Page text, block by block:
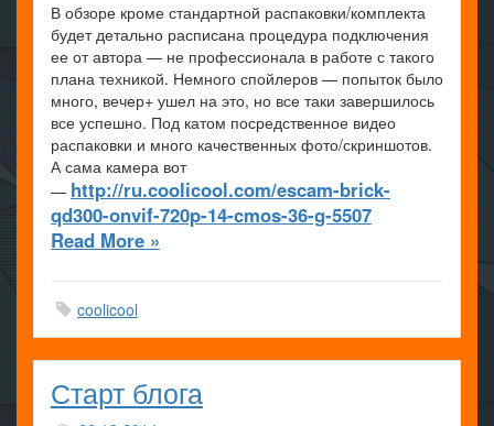
В обзоре кроме стандартной распаковки/комплекта
будет детально расписана процедура подключения
ее от автора — не профессионала в работе с такого
плана техникой. Немного спойлеров — попыток было
много, вечер+ ушел на это, но все таки завершилось
все успешно. Под катом посредственное видео
распаковки и много качественных фото/скриншотов.
А сама камера вот
— http://ru.coolicool.com/escam-brick-
qd300-onvif-720p-14-cmos-36-g-5507
Read More »
coolicool
Старт блога